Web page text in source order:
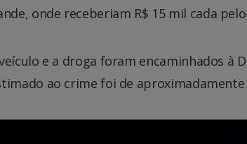
onde receberiam R$ 15 mil cada
e a droga foram encaminhados à
ao crime foi de aproximadamente